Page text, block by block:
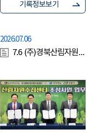
기록정보보기
2026.07.06
7.6 (주)경북산림자원수집센터 투자양해각서 체결식